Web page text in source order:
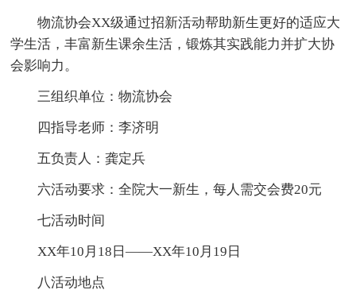
物流协会XX级通过招新活动帮助新生更好的适应大
学生活，丰富新生课余生活，锻炼其实践能力并扩大协
会影响力。
三组织单位：物流协会
四指导老师：李济明
五负责人：龚定兵
六活动要求：全院大一新生，每人需交会费20元
七活动时间
XX年10月18日——XX年10月19日
八活动地点